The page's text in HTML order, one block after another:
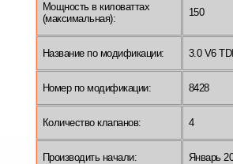
Мощность в киловаттах
(максимальная):
150
Название по модификации: 3.0 V6 TDI
Номер по модификации: 8428
Количество клапанов: 4
Производить начали: Январь